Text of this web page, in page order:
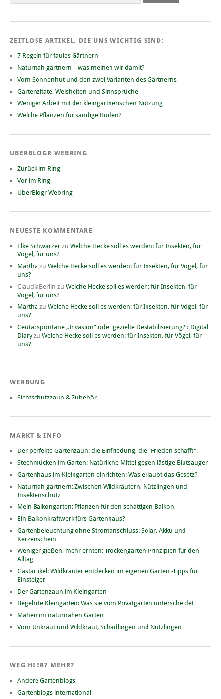
ZEITLOSE ARTIKEL, DIE UNS WICHTIG SIND:
7 Regeln für faules Gärtnern
Naturnah gärtnern – was meinen wir damit?
Vom Sonnenhut und den zwei Varianten des Gärtnerns
Gartenzitate, Weisheiten und Sinnsprüche
Weniger Arbeit mit der kleingärtnerischen Nutzung
Welche Pflanzen für sandige Böden?
UBERBLOGR WEBRING
Zurück im Ring
Vor im Ring
UberBlogr Webring
NEUESTE KOMMENTARE
Elke Schwarzer zu Welche Hecke soll es werden: für Insekten, für
Vögel, für uns?
Martha zu Welche Hecke soll es werden: für Insekten, für Vögel, für
uns?
ClaudiaBerlin zu Welche Hecke soll es werden: für Insekten, für
Vögel, für uns?
Martha zu Welche Hecke soll es werden: für Insekten, für Vögel, für
uns?
Ceuta: spontane „Invasion“ oder gezielte Destabilisierung? › Digital
Diaryzu Welche Hecke soll es werden: für Insekten, für Vögel, für
uns?
WERBUNG
Sichtschutzzaun & Zubehör
MARKT & INFO
Der perfekte Gartenzaun: die Einfriedung, die "Frieden schafft".
Stechmücken im Garten: Natürliche Mittel gegen lästige Blutsauger
Gartenhaus im Kleingarten einrichten: Was erlaubt das Gesetz?
Naturnah gärtnern: Zwischen Wildkräutern, Nützlingen und
Insektenschutz
Mein Balkongarten: Pflanzen für den schattigen Balkon
Ein Balkonkraftwerk fürs Gartenhaus?
Gartenbeleuchtung ohne Stromanschluss: Solar, Akku und
Kerzenschein
Weniger gießen, mehr ernten: Trockengarten-Prinzipien für den
Alltag
Gastartikel: Wildkräuter entdecken im eigenen Garten -Tipps für
Einsteiger
Der Gartenzaun im Kleingarten
Begehrte Kleingärten: Was sie vom Privatgarten unterscheidet
Mähen im naturnahen Garten
Vom Unkraut und Wildkraut, Schädlingen und Nützlingen
WEG HIER? MEHR?
Andere Gartenblogs
Gartenblogs international